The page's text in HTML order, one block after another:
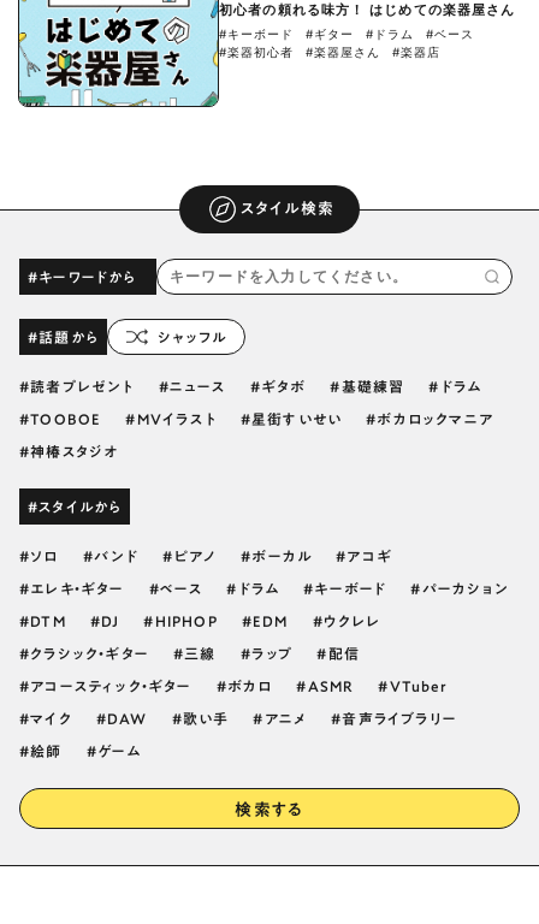
初心者の頼れる味方！ はじめての楽器屋さん
#キーボード #ギター #ドラム
#ベース
#楽器初心者
#楽器屋さん #楽器店
スタイル検索
#キーワードから
#話題から シャッフル
読者プレゼント ニュース ギタボ 基礎練習 ドラム
TOOBOE MVイラスト 星街すいせい ボカロックマニア
神椿スタジオ
#スタイルから
ソロ バンド ピアノ ボーカル アコギ
エレキ・ギター ベース ドラム キーボード パーカション
DTM DJ HIPHOP EDM ウクレレ
クラシック・ギター 三線 ラップ 配信
アコースティック・ギター ボカロ ASMR VTuber
マイク DAW 歌い手 アニメ 音声ライブラリー
絵師 ゲーム
検索する